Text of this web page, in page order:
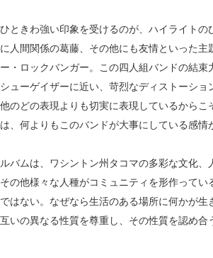
ときわ強い印象を受けるのが、ハイライトの
人間関係の葛藤、その他にも友情といった
・ロックバンガー。この四人組バンドの結
ューゲイザーに近い、苛烈なディストーシ
のどの表現よりも切実に表現しているから
、何よりもこのバンドが大事にしている感情
バムは、ワシントン州タコマの多彩な文化
の他様々な人種がコミュニティを形作って
はない。なぜなら生活のある場所に何かが
いの異なる性質を尊重し、その性質を認め